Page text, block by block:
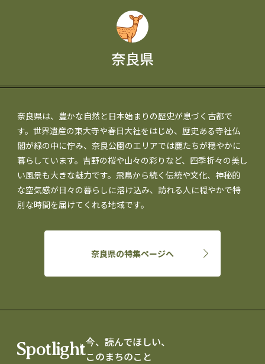
奈良県
奈良県は、豊かな自然と日本始まりの歴史が息づく古都で
す。世界遺産の東大寺や春日大社をはじめ、歴史ある寺社仏
閣が緑の中に佇み、奈良公園のエリアでは鹿たちが穏やかに
暮らしています。吉野の桜や山々の彩りなど、四季折々の美し
い風景も大きな魅力です。飛鳥から続く伝統や文化、神秘的
な空気感が日々の暮らしに溶け込み、訪れる人に穏やかで特
別な時間を届けてくれる地域です。
奈良県の特集ページへ
Spotlight今、読んでほしい、
このまちのこと